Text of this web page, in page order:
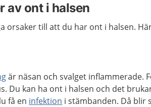
av ont i halsen
orsaker till att du har ont i halsen.
är näsan och svalget inflammerade.
Du kan ha ont i halsen och det
få en infektion i stämbanden. Då blir